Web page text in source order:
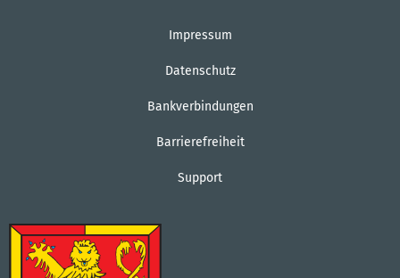
Impressum
Datenschutz
Bankverbindungen
Barrierefreiheit
Support